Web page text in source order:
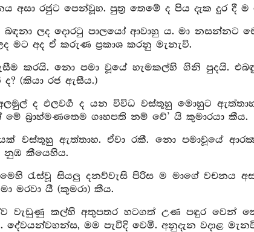
අසා රජුට පෙන්වූහ. පුත්‍ර තෙමේ ද පිය දැක දුර දී
බඳනා ලද දොරටු පාලයෝ ආවාහු ය. මා නසන්නට
මට අද ඒ කරුණ ප්‍රකාශ කරනු මැනැවි.
කරයි. නො පමා වූයේ හැමකල්හි ගිනි පුදයි.
(කියා රජ ඇසීය.)
ද ඵලවර්‍ග ද යන විවිධ වස්තූහු මොහුට
බ්‍රාහ්මණතෙම ගෘහපති නම් වේ’ යි කුමාරයා කීය.
වස්තූහු ඇත්තාහ. ඒවා රකී. නො පමාවූයේ
නුඹ කීයෙහිය.
රැස්වූ සියලු දනව්වැසි පිරිස ම මාගේ වචනය
මරවා යී (කුමරා) කීය.
වැඩුණු කල්හි අතුපතර හටගත් උණ පඳුර වෙන්
මම පැවිදි වෙමි. අනුදැන වදාළ